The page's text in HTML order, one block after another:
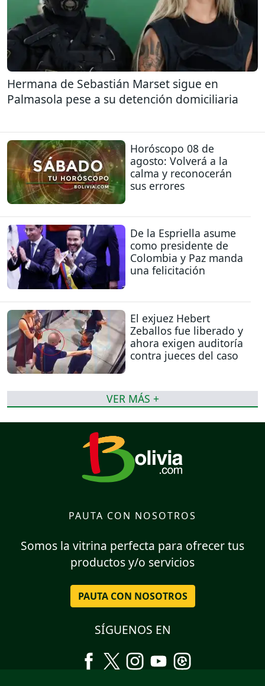
Hermana de Sebastián Marset sigue en
Palmasola pese a su detención domiciliaria
Horóscopo 08 de
agosto: Volverá a la
calma y reconocerán
sus errores
De la Espriella asume
como presidente de
Colombia y Paz manda
una felicitación
El exjuez Hebert
Zeballos fue liberado y
ahora exigen auditoría
contra jueces del caso
VER MÁS +
PAUTA CON NOSOTROS
Somos la vitrina perfecta para ofrecer tus
productos y/o servicios
PAUTA CON NOSOTROS
SÍGUENOS EN